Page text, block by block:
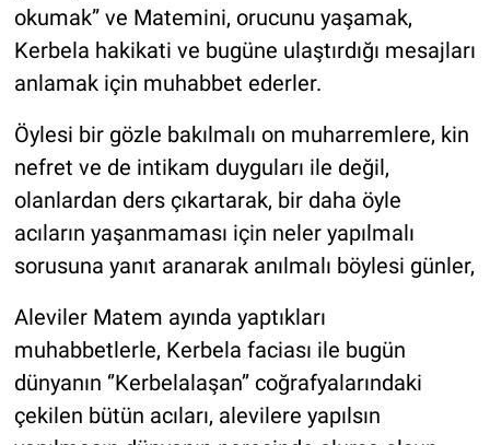
okumak” ve Matemini, orucunu yaşamak,
Kerbela hakikati ve bugüne ulaştırdığı mesajları
anlamak için muhabbet ederler.
Öylesi bir gözle bakılmalı on muharremlere, kin
nefret ve de intikam duyguları ile değil,
olanlardan ders çıkartarak, bir daha öyle
acıların yaşanmaması için neler yapılmalı
sorusuna yanıt aranarak anılmalı böylesi günler,
Aleviler Matem ayında yaptıkları
muhabbetlerle, Kerbela faciası ile bugün
dünyanın ‘’Kerbelalaşan’’ coğrafyalarındaki
çekilen bütün acıları, alevilere yapılsın